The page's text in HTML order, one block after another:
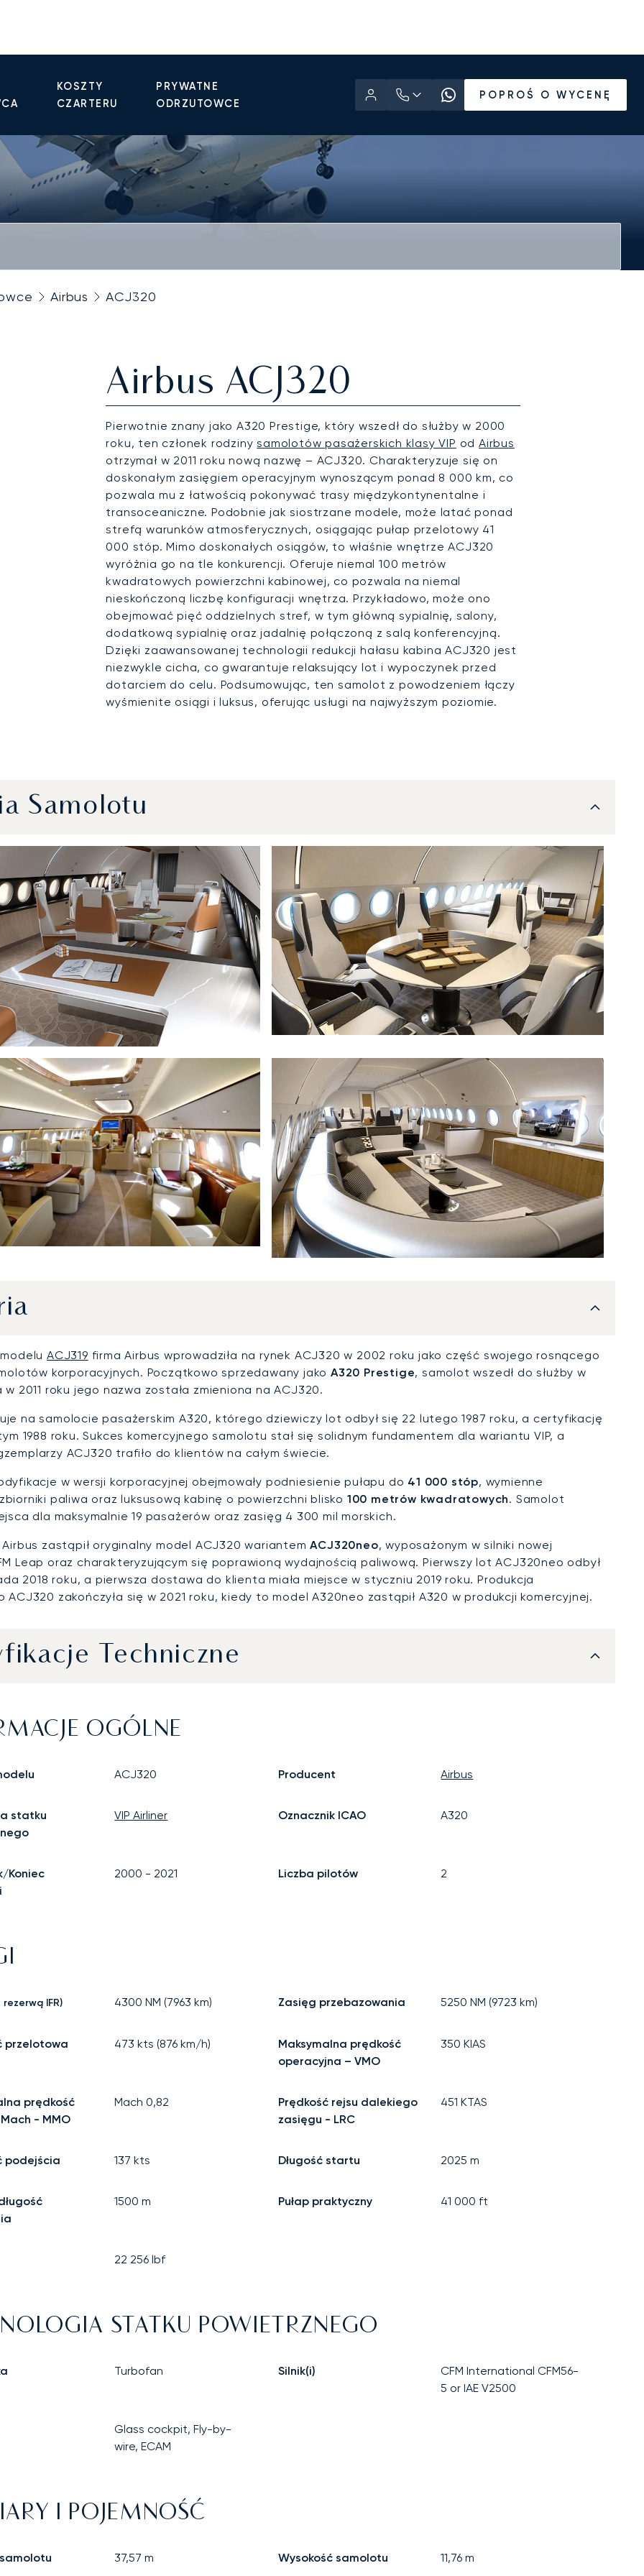
KOSZTY
CZARTERU
PRYWATNE
ODRZUTOWCE
POPROŚ O WYCENĘ
Airbus ACJ320
Airbus ACJ320
Pierwotnie znany jako A320 Prestige, który wszedł do służby w 2000
roku, ten członek rodzinysamolotów pasażerskich klasy VIP odAirbus
otrzymał w 2011 roku nową nazwę – ACJ320. Charakteryzuje się on
doskonałym zasięgiem operacyjnym wynoszącym ponad 8 000 km, co
pozwala mu z łatwością pokonywać trasy międzykontynentalne i
transoceaniczne. Podobnie jak siostrzane modele, może latać ponad
strefą warunków atmosferycznych, osiągając pułap przelotowy 41
000 stóp. Mimo doskonałych osiągów, to właśnie wnętrze ACJ320
wyróżnia go na tle konkurencji. Oferuje niemal 100 metrów
kwadratowych powierzchni kabinowej, co pozwala na niemal
nieskończoną liczbę konfiguracji wnętrza. Przykładowo, może ono
obejmować pięć oddzielnych stref, w tym główną sypialnię, salony,
dodatkową sypialnię oraz jadalnię połączoną z salą konferencyjną.
Dzięki zaawansowanej technologii redukcji hałasu kabina ACJ320 jest
niezwykle cicha, co gwarantuje relaksujący lot i wypoczynek przed
dotarciem do celu. Podsumowując, ten samolot z powodzeniem łączy
wyśmienite osiągi i luksus, oferując usługi na najwyższym poziomie.
Samolotu
ACJ319 firma Airbus wprowadziła na rynek ACJ320 w 2002 roku jako część swojego rosnącego
korporacyjnych. Początkowo sprzedawany jako A320 Prestige, samolot wszedł do służby w
w 2011 roku jego nazwa została zmieniona na ACJ320.
na samolocie pasażerskim A320, którego dziewiczy lot odbył się 22 lutego 1987 roku, a certyfikację
1988 roku. Sukces komercyjnego samolotu stał się solidnym fundamentem dla wariantu VIP, a
ACJ320 trafiło do klientów na całym świecie.
w wersji korporacyjnej obejmowały podniesienie pułapu do 41 000 stóp, wymienne
paliwa oraz luksusową kabinę o powierzchni blisko 100 metrów kwadratowych. Samolot
dla maksymalnie 19 pasażerów oraz zasięg 4 300 mil morskich.
Airbus zastąpił oryginalny model ACJ320 wariantemACJ320neo, wyposażonym w silniki nowej
Leap oraz charakteryzującym się poprawioną wydajnością paliwową. Pierwszy lot ACJ320neo odbył
2018 roku, a pierwsza dostawa do klienta miała miejsce w styczniu 2019 roku. Produkcja
ACJ320 zakończyła się w 2021 roku, kiedy to model A320neo zastąpił A320 w produkcji komercyjnej.
Techniczne
OGÓLNE
ACJ320 Producent Airbus
statku
VIP Airliner Oznacznik ICAO A320
Koniec
2000 - 2021 Liczba pilotów 2
rezerwą IFR) 4300 NM (7963 km) Zasięg przebazowania 5250 NM (9723 km)
przelotowa 473 kts (876 km/h)
Maksymalna prędkość
operacyjna – VMO
350 KIAS
prędkość
- MMO
Mach0,82
Prędkość rejsu dalekiego
zasięgu - LRC
451 KTAS
podejścia 137 kts Długość startu 2025 m
1500 m Pułap praktyczny 41 000 ft
22 256 lbf
STATKU POWIETRZNEGO
Turbofan Silnik(i)
CFM International CFM56-
5 or IAE V2500
Glass cockpit, Fly-by-
wire, ECAM
I POJEMNOŚĆ
37,57 m Wysokość samolotu 11,76 m